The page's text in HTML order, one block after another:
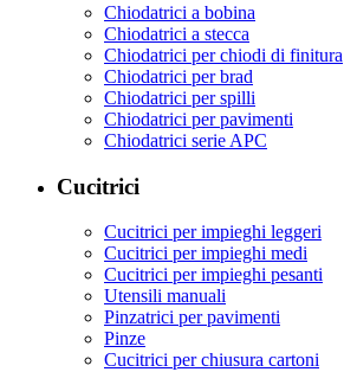
Chiodatrici a bobina
Chiodatrici a stecca
Chiodatrici per chiodi di finitura
Chiodatrici per brad
Chiodatrici per spilli
Chiodatrici per pavimenti
Chiodatrici serie APC
Cucitrici
Cucitrici per impieghi leggeri
Cucitrici per impieghi medi
Cucitrici per impieghi pesanti
Utensili manuali
Pinzatrici per pavimenti
Pinze
Cucitrici per chiusura cartoni